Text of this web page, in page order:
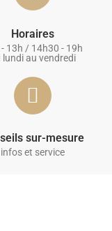
Horaires
13h / 14h30 - 19h
lundi au vendredi
sur-mesure
infos et service